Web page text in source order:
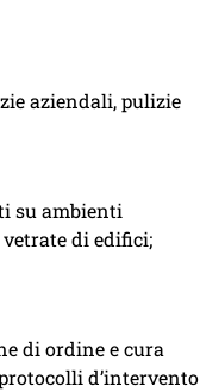
aziendali, pulizie
su ambienti
di edifici;
di ordine e cura
d’intervento